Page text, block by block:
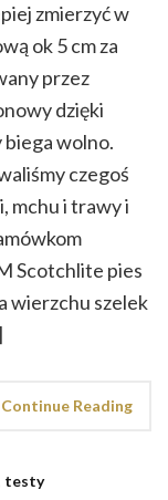
zmierzyć w
ok 5 cm za
przez
dzięki
biega wolno.
czegoś
mchu i trawy i
Scotchlite pies
wierzchu szelek
Continue Reading
testy